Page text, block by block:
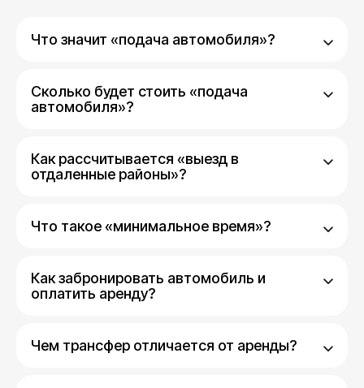
Что значит «подача автомобиля»?
Сколько будет стоить «подача
автомобиля»?
Как рассчитывается «выезд в
отдаленные районы»?
Что такое «минимальное время»?
Как забронировать автомобиль и
оплатить аренду?
Чем трансфер отличается от аренды?